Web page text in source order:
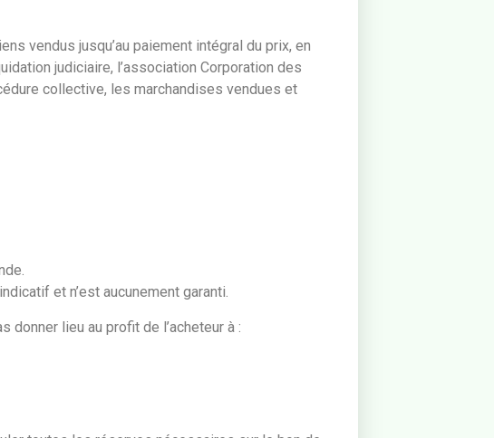
vendus jusqu’au paiement intégral du prix, en
judiciaire, l’association Corporation des
collective, les marchandises vendues et
et n’est aucunement garanti.
lieu au profit de l’acheteur à :